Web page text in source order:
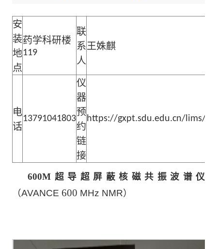
安
装
地
点
药学科研楼
119
联
系
人
王姝麒
电
话
13791041803
仪
器
预
约
链
接
https://gxpt.sdu.edu.cn/lims/
600M 超导超屏蔽核磁共振波谱仪
（AVANCE 600 MHz NMR）